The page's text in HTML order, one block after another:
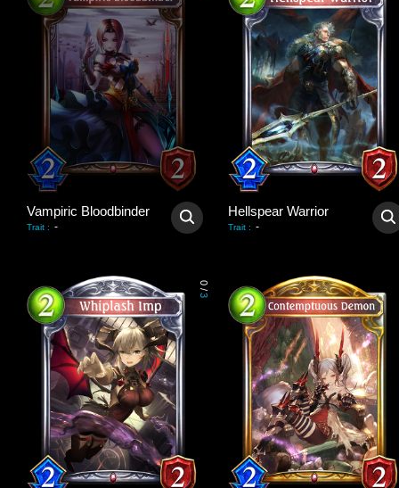
Vampiric Bloodbinder
Trait : -
Hellspear Warrior
Trait : -
0
/
3